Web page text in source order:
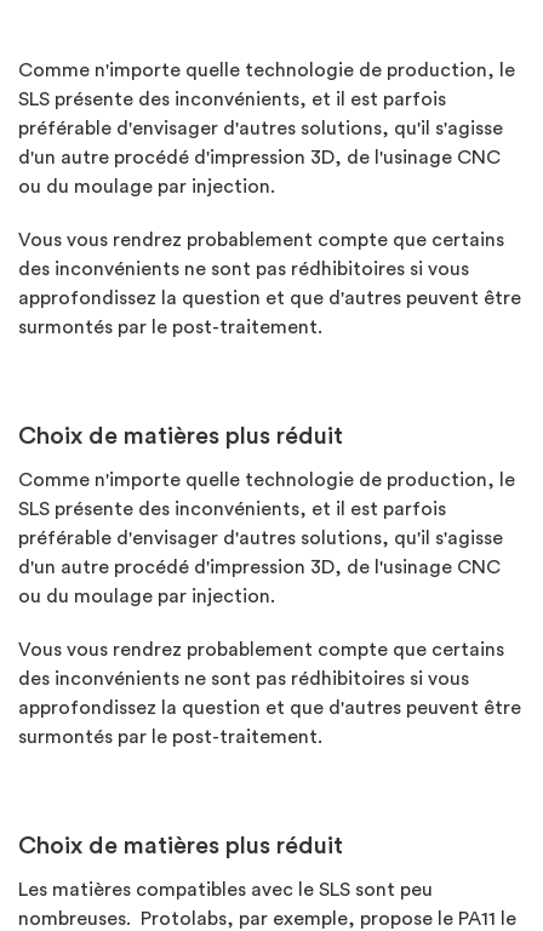
Comme n'importe quelle technologie de production, le
SLS présente des inconvénients, et il est parfois
préférable d'envisager d'autres solutions, qu'il s'agisse
d'un autre procédé d'impression 3D, de l'usinage CNC
ou du moulage par injection.
Vous vous rendrez probablement compte que certains
des inconvénients ne sont pas rédhibitoires si vous
approfondissez la question et que d'autres peuvent être
surmontés par le post-traitement.
Choix de matières plus réduit
Comme n'importe quelle technologie de production, le
SLS présente des inconvénients, et il est parfois
préférable d'envisager d'autres solutions, qu'il s'agisse
d'un autre procédé d'impression 3D, de l'usinage CNC
ou du moulage par injection.
Vous vous rendrez probablement compte que certains
des inconvénients ne sont pas rédhibitoires si vous
approfondissez la question et que d'autres peuvent être
surmontés par le post-traitement.
Choix de matières plus réduit
Les matières compatibles avec le SLS sont peu
nombreuses. Protolabs, par exemple, propose le PA11 le